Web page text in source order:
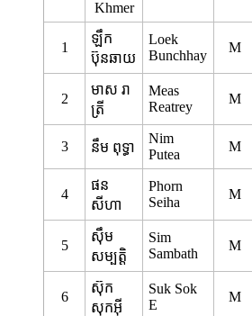
Khmer
1
ឡឹក​
ប៊ុនឆាយ
Loek
Bunchhay
M
2
មាស រា
ត្រី
Meas
Reatrey
M
3 នឹម ពុទ្ធា
Nim
Putea
M
4
ផន
សីហា
Phorn
Seiha
M
5
ស៊ឹម
សម្បត្តិ
Sim
Sambath
M
6
ស៊ុក
សុកអ៊ី
Suk Sok
E
M